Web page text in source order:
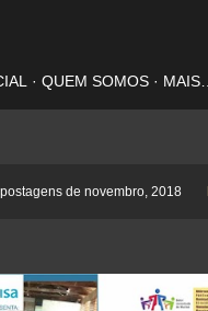
QUEM SOMOS MAIS…
de novembro, 2018